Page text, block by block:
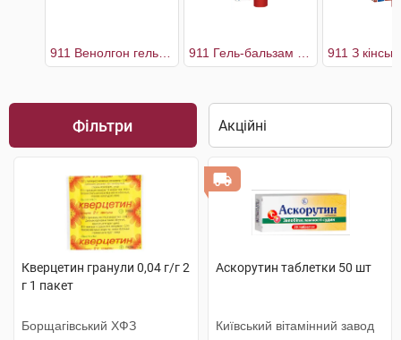
Фільтри
Кверцетин гранули 0,04 г/г 2
г 1 пакет
Борщагівський ХФЗ
Аскорутин таблетки 50 шт
Київський вітамінний завод